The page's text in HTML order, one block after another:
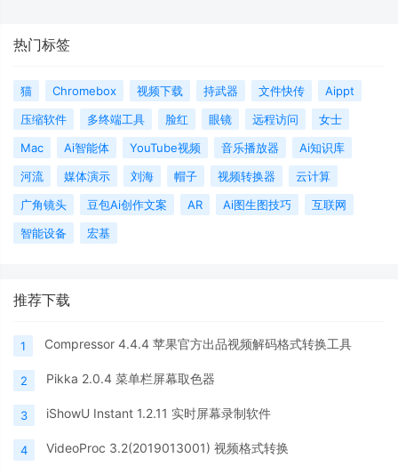
热门标签
猫 Chromebox 视频下载 持武器 文件快传
Aippt
压缩软件
多终端工具 脸红 眼镜 远程访问
女士
Mac
Ai智能体 YouTube视频 音乐播放器
Ai知识库
河流
媒体演示 刘海 帽子 视频转换器
云计算
广角镜头
豆包Ai创作文案 AR Ai图生图技巧
互联网
智能设备
宏基
推荐下载
1 Compressor 4.4.4 苹果官方出品视频解码格式转换工具
2 Pikka 2.0.4 菜单栏屏幕取色器
3 iShowU Instant 1.2.11 实时屏幕录制软件
4 VideoProc 3.2(2019013001) 视频格式转换